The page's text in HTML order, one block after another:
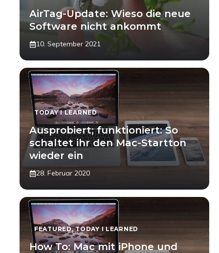
AirTag-Update: Wieso die neue
Software nicht ankommt
10. September 2021
TODAY I LEARNED
Ausprobiert; funktioniert: So
schaltet ihr den Mac-Startton
wieder ein
28. Februar 2020
FEATURED,TODAY I LEARNED
How To: Mac mit iPhone und